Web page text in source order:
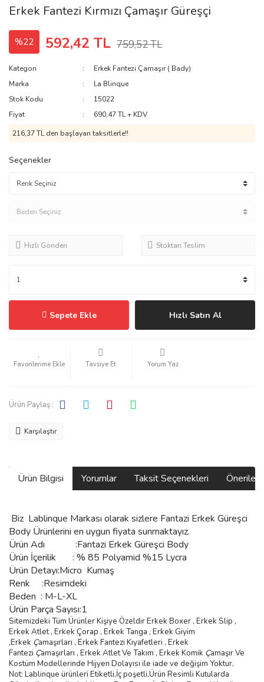
Erkek Fantezi Kırmızı Çamaşır Güreşçi
%22 592,42 TL 759,52 TL
Kategori
Erkek Fantezi Çamaşır ( Bady)
Marka
La Blinque
Stok Kodu
15022
Fiyat
690,47 TL + KDV
216,37 TL den başlayan taksitlerle!!
Seçenekler
Hızlı Gönderi Stoktan Teslim
Sepete Ekle Hızlı Satın Al
Tavsiye Et Yorum Yaz
Ürün Paylaş :
Karşılaştır
Ürün Bilgisi Yorumlar Taksit Seçenekleri
Biz Lablinque Markası olarak sizlere Fantazi Erkek Güreşci
Body Ürünlerini en uygun fiyata sunmaktayız.
Ürün Adı :Fantazi Erkek Güreşci Body
Ürün İçerilik : % 85 Polyamid %15 Lycra
Ürün Detayı:Micro Kumaş
Renk :Resimdeki
Beden : M-L-XL
Ürün Parça Sayısı:1
Sitemizdeki Tüm Ürünler Kişiye Özeldir Erkek Boxer , Erkek Slip ,
Erkek Atlet , Erkek Çorap , Erkek Tanga , Erkek Giyim
,Erkek Çamaşırları , Erkek Fantezi Kıyafetleri , Erkek
Fantezi Çamaşırları , Erkek Atlet Ve Takım , Erkek Komik Çamaşır Ve
Kostüm Modellerinde Hijyen Dolayısı ile iade ve değişim Yoktur,
Not: Lablinque ürünleri Etiketli,İç poşetli,Ürün Resimli Kutularda